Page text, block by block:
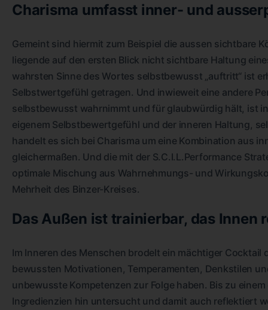
Charisma umfasst inner- und
Gemeint sind hiermit zum Beispiel die aussen sichtbare
liegende auf den ersten Blick nicht sichtbare Haltung
wahrsten Sinne des Wortes selbstbewusst „auftritt“ ist
Selbstwertgefühl getragen. Und inwieweit eine andere
selbstbewusst wahrnimmt und für glaubwürdig hält, ist
eigenem Selbstbewertgefühl und der inneren Haltung,
handelt es sich bei Charisma um eine Kombination aus
gleichermaßen. Und die mit der S.C.I.L.Performance
optimale Mischung aus Wahrnehmungs- und
Mehrheit des Binzer-Kreises.
Das Außen ist trainierbar, das Innen
Im Inneren des Menschen brodelt ein mächtiger
bewussten Motivationen, Temperamenten, Denkstilen
unbewusste Kompetenzen zur Folge haben. Bis zu
Ingredienzien hin untersucht und damit auch reflektiert